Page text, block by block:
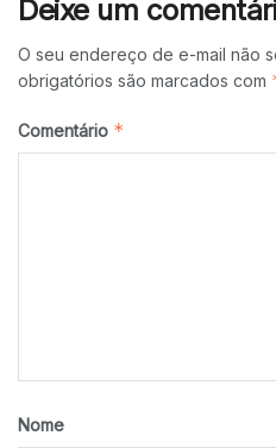
Deixe um
O seu endereço de e-mail não
obrigatórios são marcados com
Comentário *
Nome